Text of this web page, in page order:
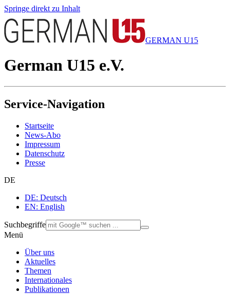
Springe direkt zu Inhalt
GERMAN U15
German U15 e.V.
Service-Navigation
Startseite
News-Abo
Impressum
Datenschutz
Presse
DE
DE: Deutsch
EN: English
Suchbegriffe
Menü
Über uns
Aktuelles
Themen
Internationales
Publikationen